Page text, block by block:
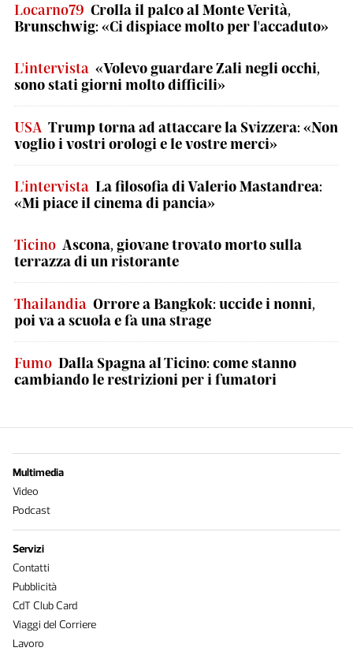
Locarno79 Crolla il palco al Monte Verità,
Brunschwig: «Ci dispiace molto per l'accaduto»
L'intervista «Volevo guardare Zali negli occhi,
sono stati giorni molto difficili»
USA Trump torna ad attaccare la Svizzera: «Non
voglio i vostri orologi e le vostre merci»
L'intervista La filosofia di Valerio Mastandrea:
«Mi piace il cinema di pancia»
Ticino Ascona, giovane trovato morto sulla
terrazza di un ristorante
Thailandia Orrore a Bangkok: uccide i nonni,
poi va a scuola e fa una strage
Fumo Dalla Spagna al Ticino: come stanno
cambiando le restrizioni per i fumatori
Multimedia
Video
Podcast
Servizi
Contatti
Pubblicità
CdT Club Card
Viaggi del Corriere
Lavoro